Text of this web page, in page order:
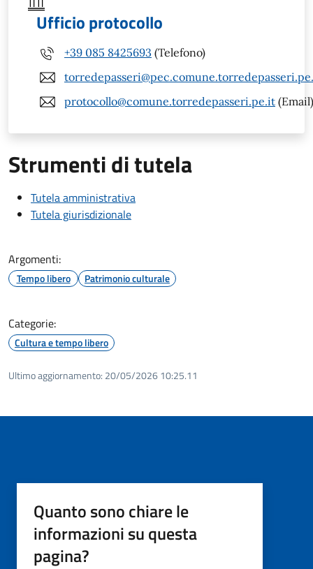
Ufficio protocollo
+39 085 8425693 (Telefono)
protocollo@comune.torredepasseri.pe.it (Email)
Strumenti di tutela
Tutela amministrativa
Tutela giurisdizionale
Argomenti:
Tempo libero Patrimonio culturale
Categorie:
Cultura e tempo libero
Ultimo aggiornamento: 20/05/2026 10:25.11
Quanto sono chiare le
informazioni su questa
pagina?